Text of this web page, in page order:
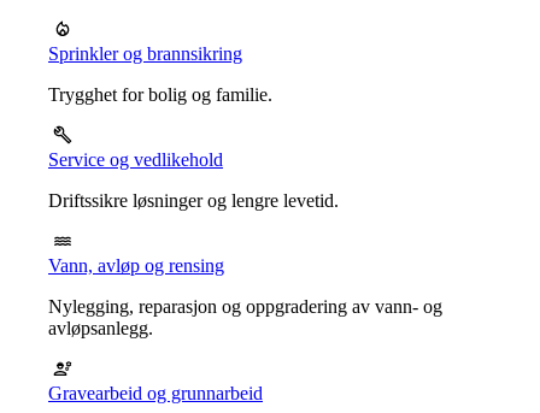
Sprinkler og brannsikring
Trygghet for bolig og familie.
Service og vedlikehold
Driftssikre løsninger og lengre levetid.
Vann, avløp og rensing
Nylegging, reparasjon og oppgradering av vann- og
avløpsanlegg.
Gravearbeid og grunnarbeid